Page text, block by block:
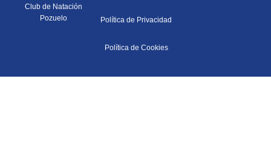
Club de Natación
Pozuelo
Política de Privacidad
Política de Cookies